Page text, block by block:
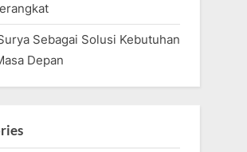
Sebagai Solusi Kebutuhan
Depan